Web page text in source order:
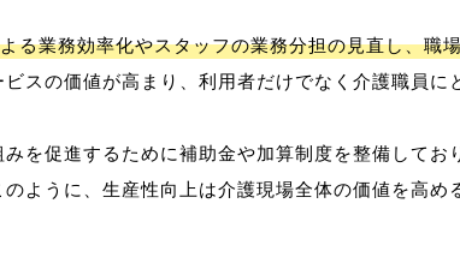
る業務効率化やスタッフの業務分担の見直し、職
スの価値が高まり、利用者だけでなく介護職員に
を促進するために補助金や加算制度を整備してお
ように、生産性向上は介護現場全体の価値を高め